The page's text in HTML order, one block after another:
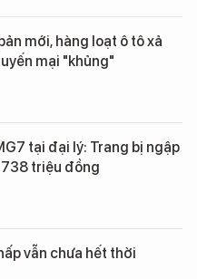
mới, hàng loạt ô tô xả
mại "khủng"
tại đại lý: Trang bị ngập
triệu đồng
vẫn chưa hết thời